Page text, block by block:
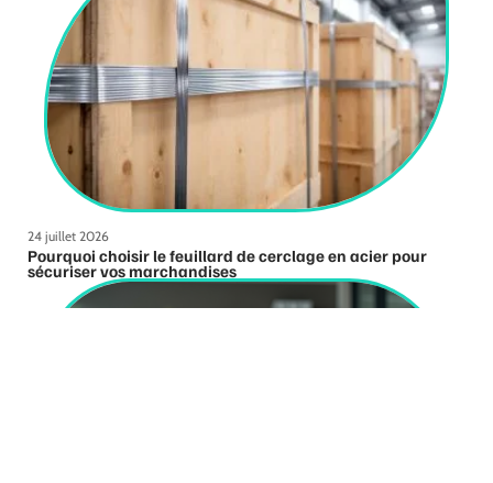
24 juillet 2026
Pourquoi choisir le feuillard de cerclage en acier pour
sécuriser vos marchandises